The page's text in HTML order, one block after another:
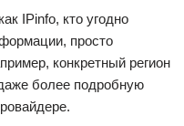
IPinfo, кто угодно
просто
конкретный регион
более подробную